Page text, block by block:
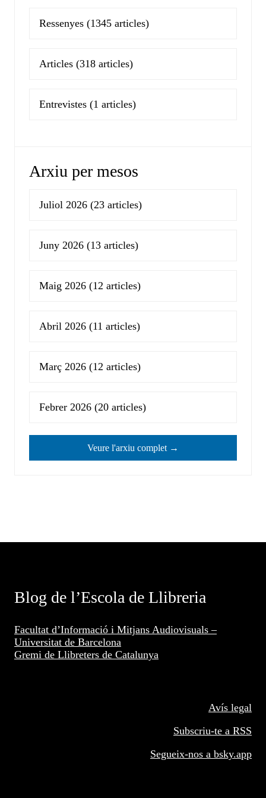
Ressenyes (1345 articles)
Articles (318 articles)
Entrevistes (1 articles)
Arxiu per mesos
Juliol 2026 (23 articles)
Juny 2026 (13 articles)
Maig 2026 (12 articles)
Abril 2026 (11 articles)
Març 2026 (12 articles)
Febrer 2026 (20 articles)
Veure l'arxiu complet →
Blog de l’Escola de Llibreria
Facultat d’Informació i Mitjans Audiovisuals –
Universitat de Barcelona
Gremi de Llibreters de Catalunya
Avís legal
Subscriu-te a RSS
Segueix-nos a bsky.app